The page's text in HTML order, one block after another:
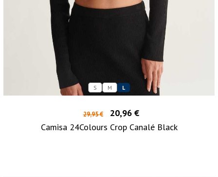
S M L
29,95 €
20,96 €
Camisa 24Colours Crop Canalé Black